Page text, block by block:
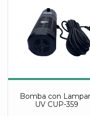
Bomba con
UV CUP-359